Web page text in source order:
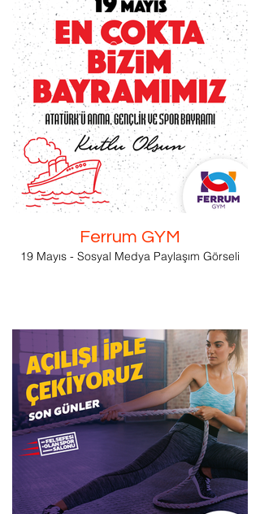
Ferrum GYM
19 Mayıs - Sosyal Medya Paylaşım Görseli